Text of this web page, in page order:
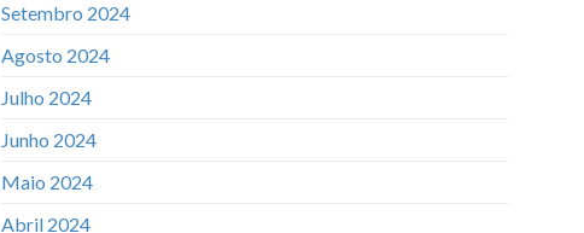
Setembro 2024
Agosto 2024
Julho 2024
Junho 2024
Maio 2024
Abril 2024